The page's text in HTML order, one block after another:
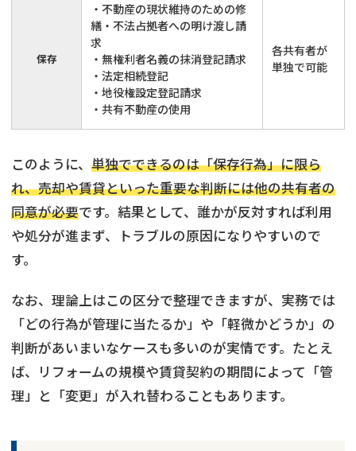
保存
・不動産の現状維持のための修
繕・不法占拠者への明け渡し請
求
・無権利者名義の抹消登記請求
・法定相続登記
・地役権設定登記請求
・共有不動産の使用
各共有者が
単独で可能
このように、 単独でできるのは「保存行為」に限ら
れ、売却や賃貸といった重要な判断には他の共有者の
同意が必要です。結果として、誰かが反対すれば利用
や処分が進まず、トラブルの原因になりやすいので
す。
なお、理論上はこの区分で整理できますが、実務では
「どの行為が管理に当たるか」や「軽微かどうか」の
判断があいまいなケースも多いのが実情です。たとえ
ば、リフォームの規模や賃貸契約の期間によって「管
理」と「変更」が入れ替わることもあります。